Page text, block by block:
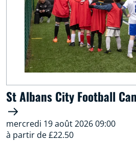
St Albans City Football
mercredi 19 août 2026 09:00
à partir de £22.50